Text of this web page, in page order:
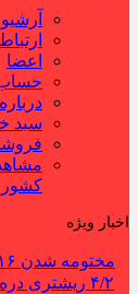
آرشیو
اعضا
سبد
کشور
اخبار ویژه
مختومه شدن ۴۱۶ پرونده در هیئت‌های صلح ایلام
۴/۲ ریشتری دره شهر را لرزاند